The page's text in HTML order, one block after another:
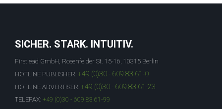
SICHER. STARK. INTUITIV.
Firstlead GmbH, Rosenfelder St. 15-16, 10315 Berlin
HOTLINE PUBLISHER: +49 (0)30 - 609 83 61-0
HOTLINE ADVERTISER: +49 (0)30 - 609 83 61-23
TELEFAX: +49 (0)30 - 609 83 61-99